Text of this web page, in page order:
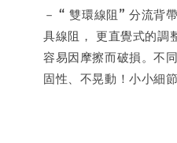
－ “ 雙環線阻” 分流背
具線阻， 更直覺式的調
容易因摩擦而破損。不
固性、不晃動！小小細